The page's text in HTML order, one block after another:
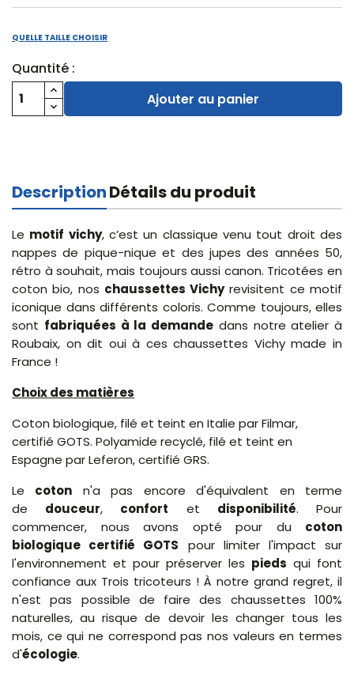
QUELLE TAILLE CHOISIR
Quantité :
Ajouter au panier
DescriptionDétails du produit
Le motif vichy, c’est un classique venu tout droit des
nappes de pique-nique et des jupes des années 50,
rétro à souhait, mais toujours aussi canon. Tricotées en
coton bio, nos chaussettes Vichyrevisitent ce motif
iconique dans différents coloris. Comme toujours, elles
sont fabriquées à la demande dans notre atelier à
Roubaix, on dit oui à ces chaussettes Vichy made in
France !
Choix des matières
Coton biologique, filé et teint en Italie par Filmar,
certifié GOTS. Polyamide recyclé, filé et teint en
Espagne par Leferon, certifié GRS.
Le coton n'a pas encore d'équivalent en terme
de douceur, confort et disponibilité. Pour
commencer, nous avons opté pour du coton
biologique certifié GOTS pour limiter l'impact sur
l'environnement et pour préserver les pieds qui font
confiance aux Trois tricoteurs ! À notre grand regret, il
n'est pas possible de faire des chaussettes 100%
naturelles, au risque de devoir les changer tous les
mois, ce qui ne correspond pas nos valeurs en termes
d'écologie.